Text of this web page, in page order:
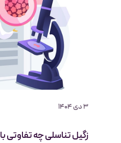
3 دی 1404
زگیل تناسلی چه تفاوتی